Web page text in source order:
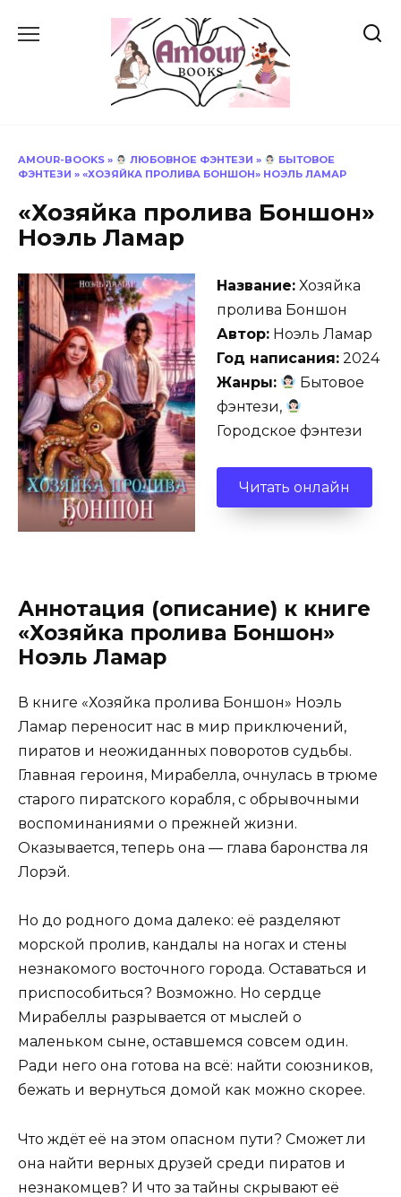
AMOUR-BOOKS » ЛЮБОВНОЕ ФЭНТЕЗИ »
БЫТОВОЕ
ФЭНТЕЗИ » «ХОЗЯЙКА ПРОЛИВА БОНШОН» НОЭЛЬ ЛАМАР
«Хозяйка пролива Боншон»
Ноэль Ламар
Название: Хозяйка
пролива Боншон
Автор: Ноэль Ламар
Год написания: 2024
Жанры:
Бытовое
фэнтези,
Городское фэнтези
Читать онлайн
Аннотация (описание) к книге
«Хозяйка пролива Боншон»
Ноэль Ламар
В книге «Хозяйка пролива Боншон» Ноэль
Ламар переносит нас в мир приключений,
пиратов и неожиданных поворотов судьбы.
Главная героиня, Мирабелла, очнулась в трюме
старого пиратского корабля, с обрывочными
воспоминаниями о прежней жизни.
Оказывается, теперь она — глава баронства ля
Лорэй.
Но до родного дома далеко: её разделяют
морской пролив, кандалы на ногах и стены
незнакомого восточного города. Оставаться и
приспособиться? Возможно. Но сердце
Мирабеллы разрывается от мыслей о
маленьком сыне, оставшемся совсем один.
Ради него она готова на всё: найти союзников,
бежать и вернуться домой как можно скорее.
Что ждёт её на этом опасном пути? Сможет ли
она найти верных друзей среди пиратов и
незнакомцев? И что за тайны скрывают её